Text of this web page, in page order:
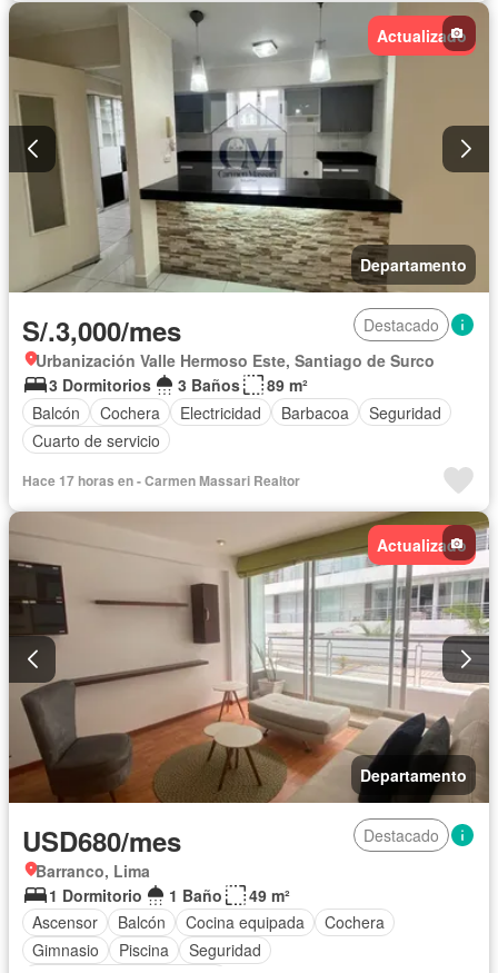
Actualizado
Departamento
S/.3,000/mes
Destacado
Urbanización Valle Hermoso Este, Santiago de Surco
3 Dormitorios
3 Baños
89 m²
Balcón
Cochera Electricidad Barbacoa
Seguridad
Cuarto de servicio
Hace 17 horas en - Carmen Massari Realtor
Actualizado
Departamento
USD680/mes
Destacado
Barranco, Lima
1 Dormitorio
1 Baño
49 m²
Ascensor
Balcón Cocina equipada
Cochera
Gimnasio
Piscina
Seguridad